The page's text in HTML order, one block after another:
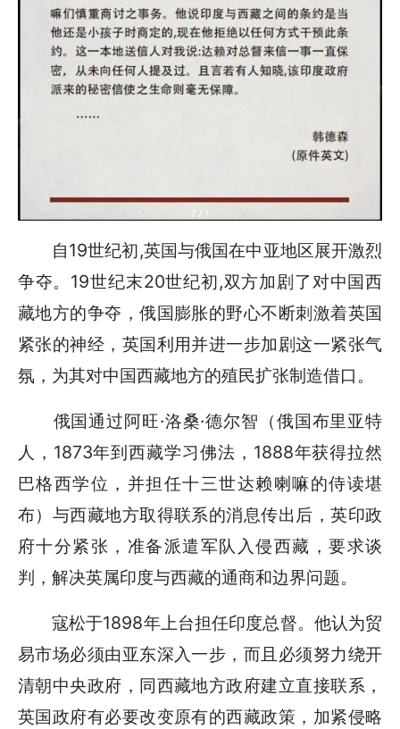
自19世纪初,英国与俄国在中亚地区展开激烈
争夺。19世纪末20世纪初,双方加剧了对中国西
藏地方的争夺，俄国膨胀的野心不断刺激着英国
紧张的神经，英国利用并进一步加剧这一紧张气
氛，为其对中国西藏地方的殖民扩张制造借口。
俄国通过阿旺·洛桑·德尔智（俄国布里亚特
人，1873年到西藏学习佛法，1888年获得拉然
巴格西学位，并担任十三世达赖喇嘛的侍读堪
布）与西藏地方取得联系的消息传出后，英印政
府十分紧张，准备派遣军队入侵西藏，要求谈
判，解决英属印度与西藏的通商和边界问题。
寇松于1898年上台担任印度总督。他认为贸
易市场必须由亚东深入一步，而且必须努力绕开
清朝中央政府，同西藏地方政府建立直接联系，
英国政府有必要改变原有的西藏政策，加紧侵略